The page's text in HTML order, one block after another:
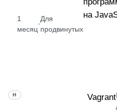
1
месяц
·
Для
продвинутых
на
НАВЫК Vagrant